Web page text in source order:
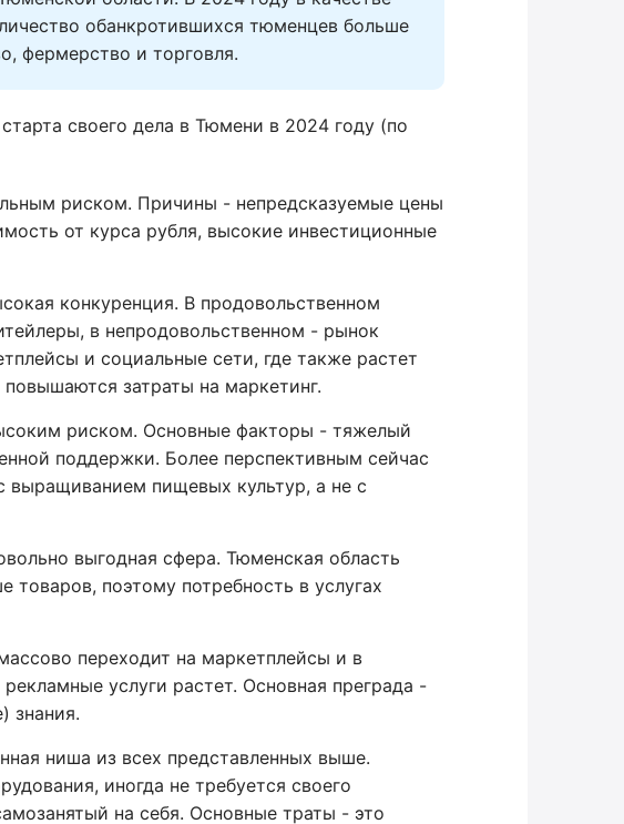
обанкротившихся тюменцев больше
фермерство и торговля.
своего дела в Тюмени в 2024 году (по
риском. Причины - непредсказуемые цены
от курса рубля, высокие инвестиционные
конкуренция. В продовольственном
в непродовольственном - рынок
и социальные сети, где также растет
затраты на маркетинг.
риском. Основные факторы - тяжелый
поддержки. Более перспективным сейчас
выращиванием пищевых культур, а не с
выгодная сфера. Тюменская область
товаров, поэтому потребность в услугах
переходит на маркетплейсы и в
услуги растет. Основная преграда -
знания.
ниша из всех представленных выше.
иногда не требуется своего
на себя. Основные траты - это